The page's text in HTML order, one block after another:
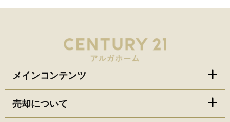
メインコンテンツ
売却について